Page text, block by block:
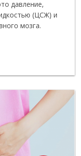
давление,
(ЦСЖ) и
мозга.